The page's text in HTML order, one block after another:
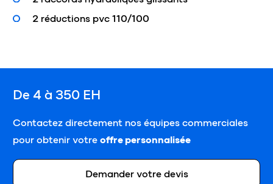
2 réductions pvc 110/100
De 4 à 350 EH
Contactez directement nos équipes commerciales
pour obtenir votre offre personnalisée
Demander votre devis